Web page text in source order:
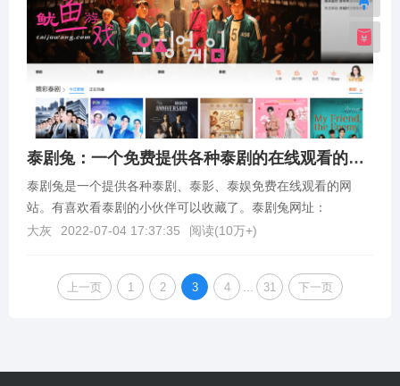
泰剧兔：一个免费提供各种泰剧的在线观看的网站
泰剧兔是一个提供各种泰剧、泰影、泰娱免费在线观看的网
站。有喜欢看泰剧的小伙伴可以收藏了。泰剧兔网址：
https://www.taijuaa.com/
大灰 2022-07-04 17:37:35 阅读(10万+)
上一页 1 2 3 4 31 下一页